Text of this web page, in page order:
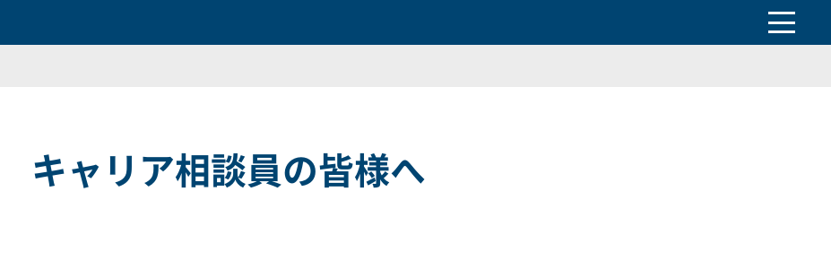
キャリア相談員の皆様へ